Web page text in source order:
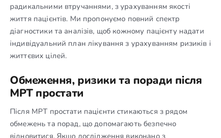
радикальними втручаннями, з урахуванням якості
життя пацієнтів. Ми пропонуємо повний спектр
діагностики та аналізів, щоб кожному пацієнту надати
індивідуальний план лікування з урахуванням ризиків і
життєвих цілей.
Обмеження, ризики та поради після
МРТ простати
Після МРТ простати пацієнти стикаються з рядом
обмежень та порад, що допомагають безпечно
відновитися. Якщо дослідження виконано з